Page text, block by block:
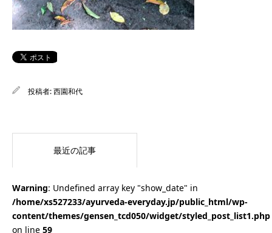
投稿者:西園和代
最近の記事
Warning: Undefined array key "show_date" in
/home/xs527233/ayurveda-everyday.jp/public_html/wp-
content/themes/gensen_tcd050/widget/styled_post_list1.php
on line 59